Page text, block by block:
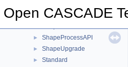
Open CASCADE
ShapePersistent
► ShapeProcessAPI
► ShapeUpgrade
► Standard